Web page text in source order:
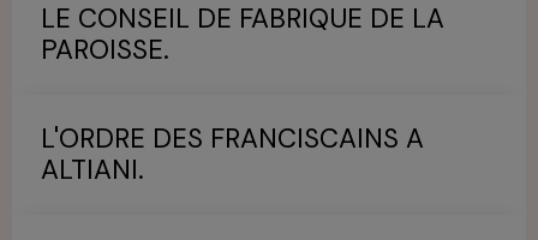
LE CONSEIL DE FABRIQUE DE LA
PAROISSE.
L'ORDRE DES FRANCISCAINS A
ALTIANI.